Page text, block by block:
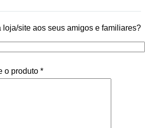
site aos seus amigos e familiares?
o produto *